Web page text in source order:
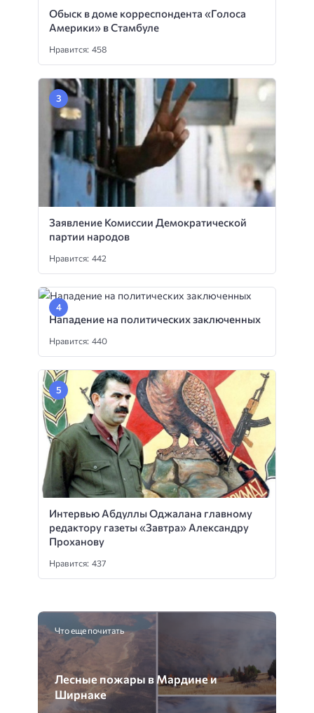
Обыск в доме корреспондента «Голоса
Америки» в Стамбуле
Нравится: 458
Заявление Комиссии Демократической
партии народов
Нравится: 442
Нападение на политических заключенных
Нравится: 440
Интервью Абдуллы Оджалана главному
редактору газеты «Завтра» Александру
Проханову
Нравится: 437
Что еще почитать
Лесные пожары в Мардине и
Ширнаке